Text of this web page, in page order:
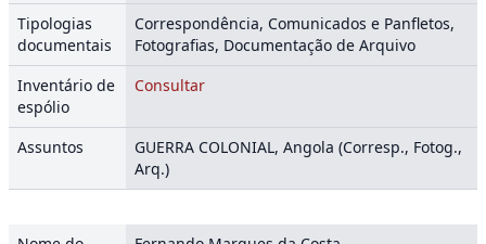
Tipologias
documentais
Correspondência, Comunicados e Panfletos,
Fotografias, Documentação de Arquivo
Inventário de
espólio
Consultar
Assuntos
GUERRA COLONIAL, Angola (Corresp., Fotog.,
Arq.)